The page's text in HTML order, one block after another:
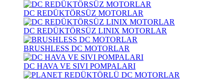
DC REDÜKTÖRSÜZ MOTORLAR
DC REDÜKTÖRSÜZ LINIX MOTORLAR
BRUSHLESS DC MOTORLAR
DC HAVA VE SIVI POMPALARI